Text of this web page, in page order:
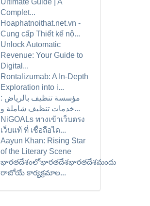
Ultimate Guide | A
Complet...
Hoaphatnoithat.net.vn -
Cung cấp Thiết kế nộ...
Unlock Automatic
Revenue: Your Guide to
Digital...
Rontalizumab: A In-Depth
Exploration into i...
مؤسسة تنظيف بالرياض :
خدمات تنظيف شاملة و...
NiGOALs ทางเข้าเว็บตรง
เว็บแท้ ที่ เชื่อถือได...
Aayun Khan: Rising Star
of the Literary Scene
భారతదేశంలోభారతదేశభారతదేశమందు
రాబోయే కార్యక్రమాల...